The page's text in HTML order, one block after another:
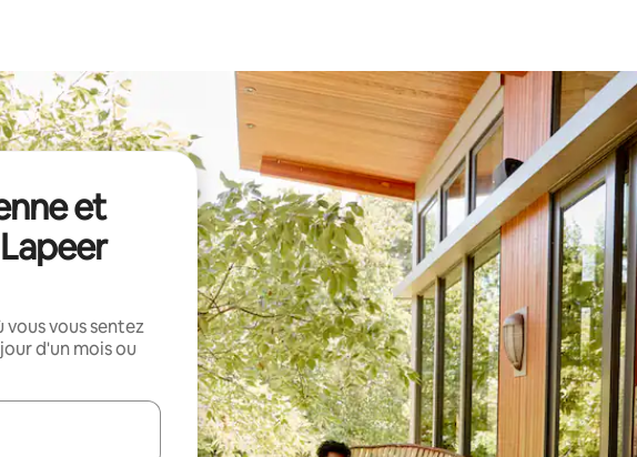
et
vous sentez
d'un mois ou
utilisez les flèches vers le haut et vers le bas pour les parcourir ou en appuyant et en